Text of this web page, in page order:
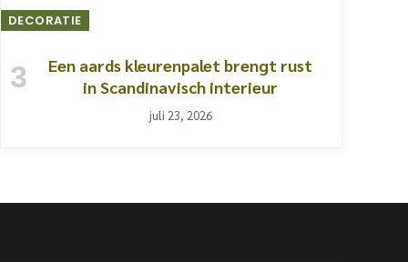
DECORATIE
Een aards kleurenpalet brengt rust
in Scandinavisch interieur
juli 23, 2026